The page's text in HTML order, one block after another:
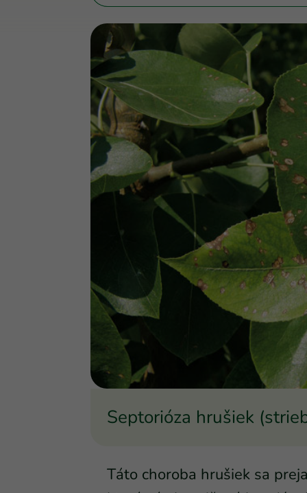
Septorióza hrušiek
Táto choroba hrušiek sa